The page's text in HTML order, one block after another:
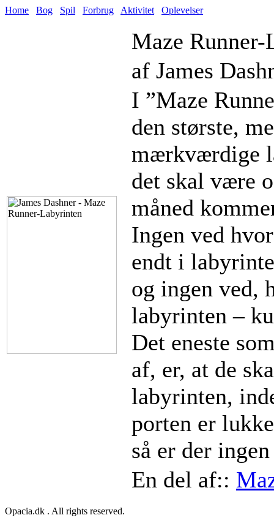
Home Bog Spil Forbrug Aktivitet Oplevelser
Maze
af James
I ”Maze
den største,
mærkværdige
det skal være
måned
Ingen ved
endt i
og ingen ved,
labyrinten –
Det eneste
af, er, at de
labyrinten,
porten er
så er der
En del af::
Opacia.dk . All rights reserved.